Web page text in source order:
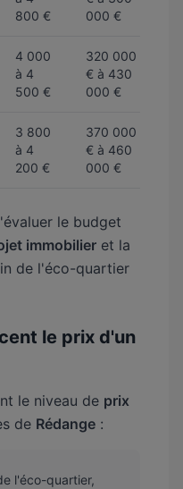
800 €
000 €
4 000
à 4
500 €
320 000
€ à 430
000 €
3 800
à 4
200 €
370 000
€ à 460
000 €
le budget
immobilier et la
de l'éco-quartier
le prix d'un
le niveau de prix
de Rédange :
l'éco-quartier,